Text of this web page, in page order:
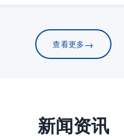
查看更多→
新闻资讯